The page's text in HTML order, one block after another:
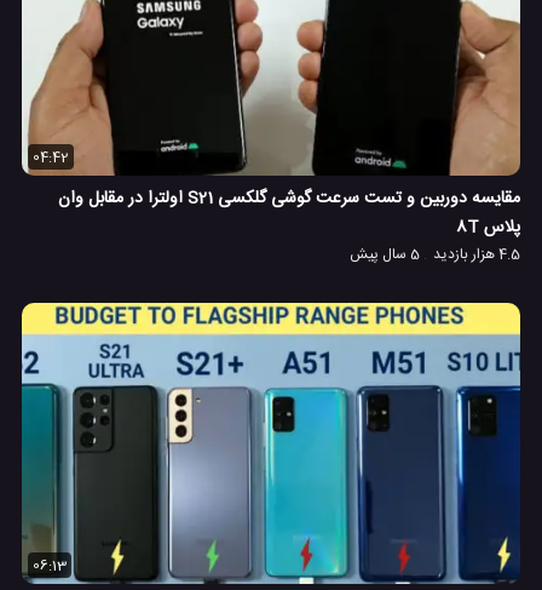
04:42
مقایسه دوربین و تست سرعت گوشی گلکسی S21 اولترا در مقابل وان
پلاس 8T
4.5 هزار بازدید 5 سال پیش
06:13